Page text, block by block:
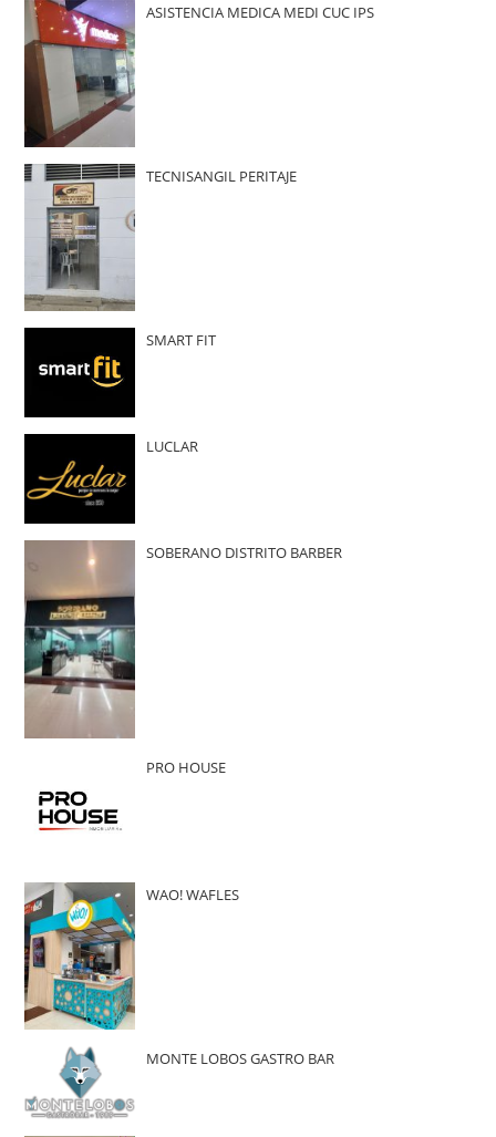
ASISTENCIA MEDICA MEDI CUC IPS
TECNISANGIL PERITAJE
SMART FIT
LUCLAR
SOBERANO DISTRITO BARBER
PRO HOUSE
WAO! WAFLES
MONTE LOBOS GASTRO BAR